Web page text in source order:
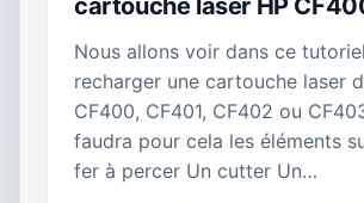
Nous allons voir dans ce
recharger une cartouche laser
CF400, CF401, CF402 ou
faudra pour cela les éléments
fer à percer Un cutter Un…